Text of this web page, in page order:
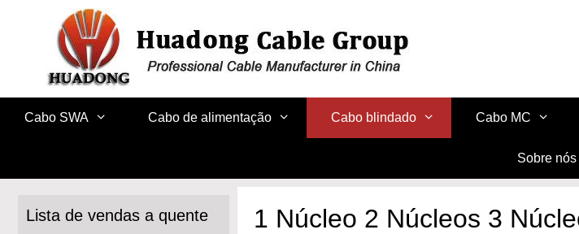
Cabo SWA Cabo de alimentação Cabo blindado Cabo MC
Sobre nós
1 Núcleo 2 Núcleos 3
Lista de vendas a quente